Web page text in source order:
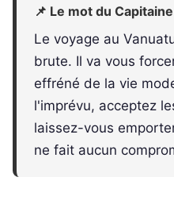
📌 Le mot du Capitaine
Le voyage au
brute. Il va vous
effréné de la vie
l'imprévu, acceptez
laissez-vous
ne fait aucun